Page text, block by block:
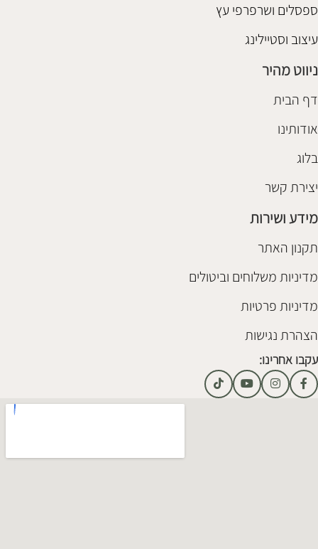
ספסלים ושרפרפי עץ
עיצוב וסטיילינג
ניווט מהיר
דף הבית
אודותינו
בלוג
יצירת קשר
מידע ושירות
תקנון האתר
מדיניות משלוחים וביטולים
מדיניות פרטיות
הצהרת נגישות
עקבו אחרינו: